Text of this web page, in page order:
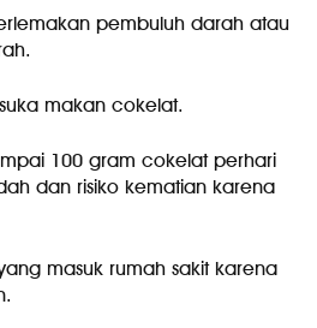
pembuluh darah atau
makan cokelat.
100 gram cokelat perhari
dan risiko kematian karena
masuk rumah sakit karena